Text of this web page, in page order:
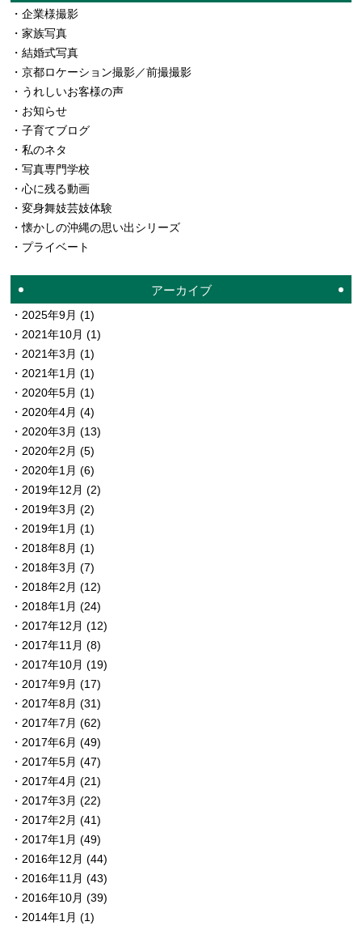
企業様撮影
家族写真
結婚式写真
京都ロケーション撮影／前撮撮影
うれしいお客様の声
お知らせ
子育てブログ
私のネタ
写真専門学校
心に残る動画
変身舞妓芸妓体験
懐かしの沖縄の思い出シリーズ
プライベート
アーカイブ
2025年9月 (1)
2021年10月 (1)
2021年3月 (1)
2021年1月 (1)
2020年5月 (1)
2020年4月 (4)
2020年3月 (13)
2020年2月 (5)
2020年1月 (6)
2019年12月 (2)
2019年3月 (2)
2019年1月 (1)
2018年8月 (1)
2018年3月 (7)
2018年2月 (12)
2018年1月 (24)
2017年12月 (12)
2017年11月 (8)
2017年10月 (19)
2017年9月 (17)
2017年8月 (31)
2017年7月 (62)
2017年6月 (49)
2017年5月 (47)
2017年4月 (21)
2017年3月 (22)
2017年2月 (41)
2017年1月 (49)
2016年12月 (44)
2016年11月 (43)
2016年10月 (39)
2014年1月 (1)